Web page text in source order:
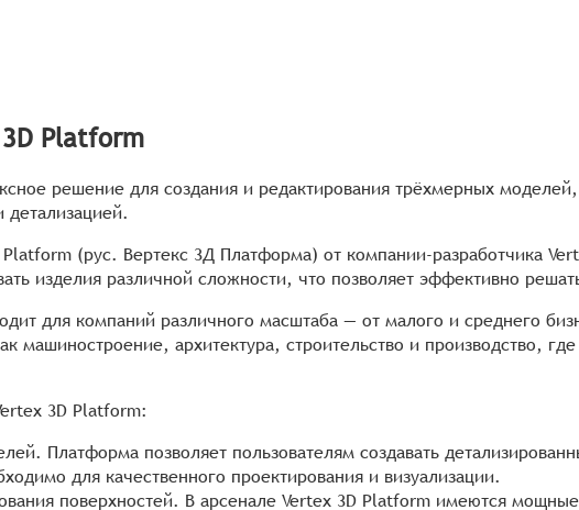
Platform
решение для создания и редактирования трёхмерных
детализацией.
(рус. Вертекс 3Д Платформа) от компании-разработчика
изделия различной сложности, что позволяет эффективно
для компаний различного масштаба — от малого и среднего
машиностроение, архитектура, строительство и производство,
3D Platform:
Платформа позволяет пользователям создавать
для качественного проектирования и визуализации.
поверхностей. В арсенале Vertex 3D Platform имеются